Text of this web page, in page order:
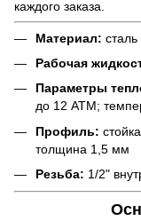
каждого заказа.
Материал:
Рабочая
Параметры
до 12 АТМ;
Профиль:
толщина 1,5 мм
Резьба: 1/2"